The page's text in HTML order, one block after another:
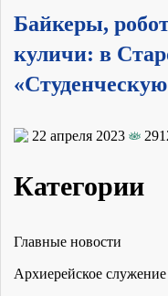
Байкеры,
куличи: в
22 апреля 2023
Категории
Главные новости
Архиерейское служение